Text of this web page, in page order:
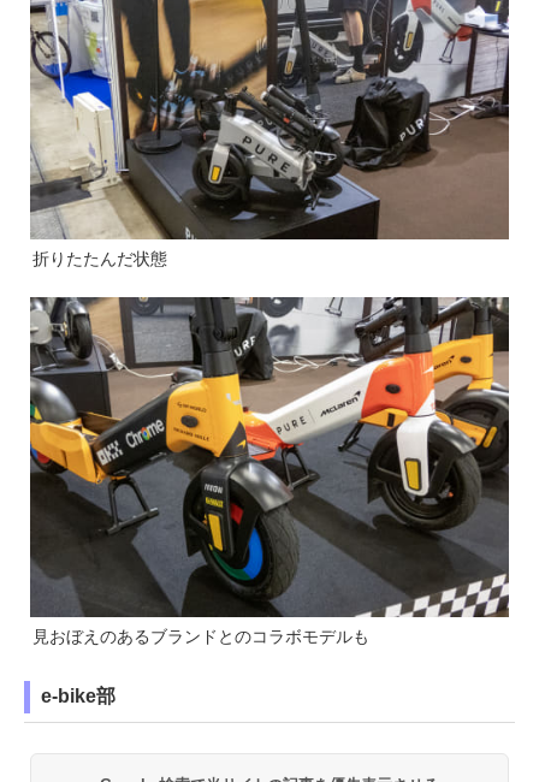
折りたたんだ状態
見おぼえのあるブランドとのコラボモデルも
e-bike部